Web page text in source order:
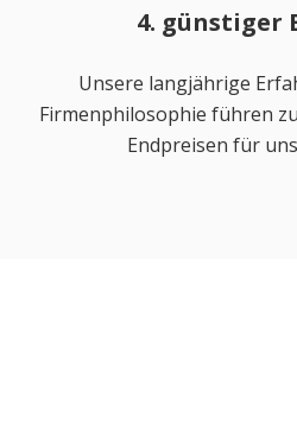
4. günstiger
Unsere langjährige
Firmenphilosophie führen
Endpreisen für